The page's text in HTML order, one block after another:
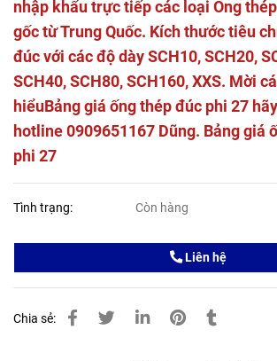
nhập khẩu trực tiếp các loại Ống
gốc từ Trung Quốc. Kích thước tiêu
đúc với các độ dày SCH10, SCH20,
SCH40, SCH80, SCH160, XXS. Mời
hiểuBảng giá ống thép đúc phi 27
hotline 0909651167 Dũng. Bảng giá
phi 27
Tình trạng: Còn hàng
Liên hệ
Chia sẻ: